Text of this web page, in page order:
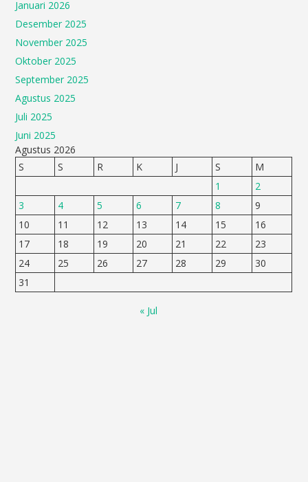
Januari 2026
Desember 2025
November 2025
Oktober 2025
September 2025
Agustus 2025
Juli 2025
Juni 2025
Agustus 2026
S
S R K J S
M
1
2
3
4 5 6 7 8
9
10
11 12 13 14 15
16
17
18 19 20 21 22
23
24
25 26 27 28 29
30
31
« Jul